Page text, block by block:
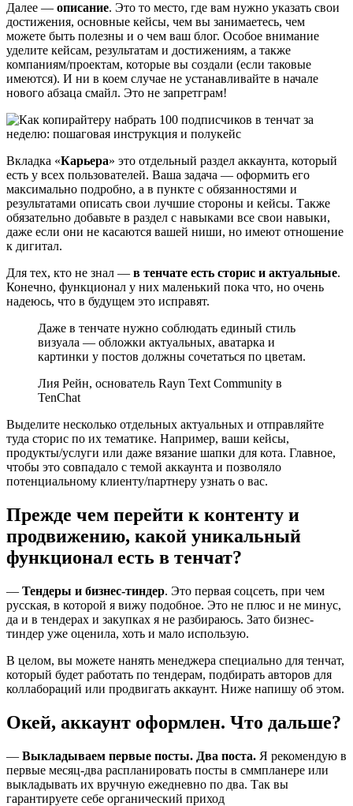
Далее — описание. Это то место, где вам нужно указать свои
достижения, основные кейсы, чем вы занимаетесь, чем
можете быть полезны и о чем ваш блог. Особое внимание
уделите кейсам, результатам и достижениям, а также
компаниям/проектам, которые вы создали (если таковые
имеются). И ни в коем случае не устанавливайте в начале
нового абзаца смайл. Это не запретграм!
Вкладка «Карьера» это отдельный раздел аккаунта, который
есть у всех пользователей. Ваша задача — оформить его
максимально подробно, а в пункте с обязанностями и
результатами описать свои лучшие стороны и кейсы. Также
обязательно добавьте в раздел с навыками все свои навыки,
даже если они не касаются вашей ниши, но имеют отношение
к дигитал.
Для тех, кто не знал — в тенчате есть сторис и актуальные.
Конечно, функционал у них маленький пока что, но очень
надеюсь, что в будущем это исправят.
Даже в тенчате нужно соблюдать единый стиль
визуала — обложки актуальных, аватарка и
картинки у постов должны сочетаться по цветам.
Лия Рейн, основатель Rayn Text Community в
TenChat
Выделите несколько отдельных актуальных и отправляйте
туда сторис по их тематике. Например, ваши кейсы,
продукты/услуги или даже вязание шапки для кота. Главное,
чтобы это совпадало с темой аккаунта и позволяло
потенциальному клиенту/партнеру узнать о вас.
Прежде чем перейти к контенту и
продвижению, какой уникальный
функционал есть в тенчат?
— Тендеры и бизнес-тиндер. Это первая соцсеть, при чем
русская, в которой я вижу подобное. Это не плюс и не минус,
да и в тендерах и закупках я не разбираюсь. Зато бизнес-
тиндер уже оценила, хоть и мало использую.
В целом, вы можете нанять менеджера специально для тенчат,
который будет работать по тендерам, подбирать авторов для
коллабораций или продвигать аккаунт. Ниже напишу об этом.
Окей, аккаунт оформлен. Что дальше?
— Выкладываем первые посты. Два поста. Я рекомендую в
первые месяц-два распланировать посты в сммпланере или
выкладывать их вручную ежедневно по два. Так вы
гарантируете себе органический приход